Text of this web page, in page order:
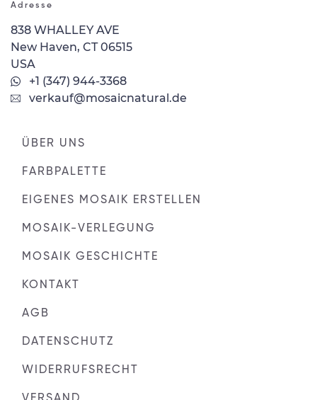
Adresse
838 WHALLEY AVE
New Haven, CT 06515
USA
+1 (347) 944-3368
verkauf@mosaicnatural.de
ÜBER UNS
FARBPALETTE
EIGENES MOSAIK ERSTELLEN
MOSAIK-VERLEGUNG
MOSAIK GESCHICHTE
KONTAKT
AGB
DATENSCHUTZ
WIDERRUFSRECHT